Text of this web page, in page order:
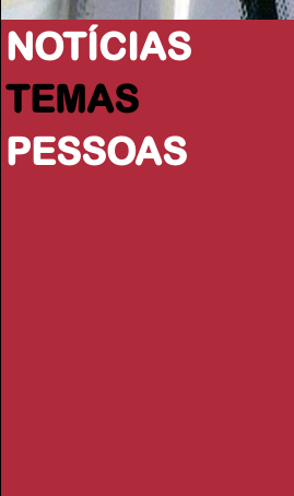
NOTÍCIAS
TEMAS
PESSOAS